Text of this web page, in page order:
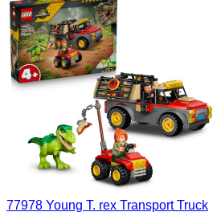
77978 Young T. rex Transport Truck